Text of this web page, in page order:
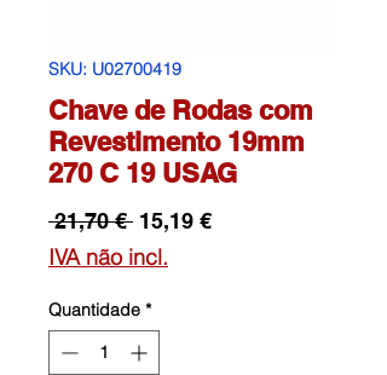
SKU: U02700419
Chave de Rodas com
Revestimento 19mm
270 C 19 USAG
21,70 € Preço
normal
15,19 €Preço
IVA não incl.
Quantidade *